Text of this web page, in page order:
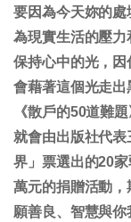
要因為今天妳的處
為現實生活的壓力
保持心中的光，因
會藉著這個光走出
《散戶的50道難
就會由出版社代
界」票選出的20
萬元的捐贈活動
願善良、智慧與